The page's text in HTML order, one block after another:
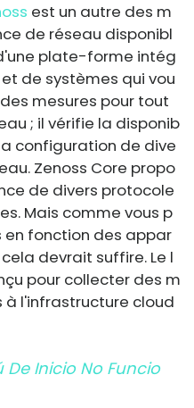
est un autre des m
de réseau disponibl
plate-forme intég
de systèmes qui vou
mesures pour tout
; il vérifie la disponib
configuration de dive
Zenoss Core propo
de divers protocole
Mais comme vous p
en fonction des appar
devrait suffire. Le l
pour collecter des m
à l'infrastructure cloud
De Inicio No Funcio